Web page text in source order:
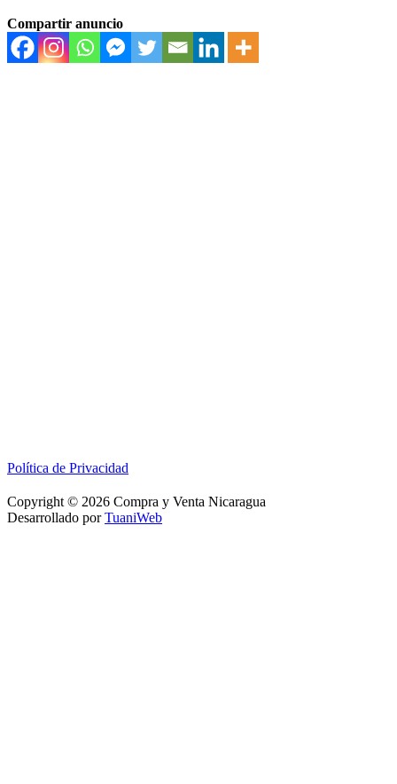
Compartir anuncio
Política de Privacidad
Copyright © 2026 Compra y Venta Nicaragua
Desarrollado porTuaniWeb